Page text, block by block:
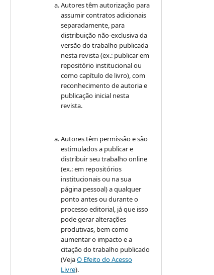
Autores têm autorização para
assumir contratos adicionais
separadamente, para
distribuição não-exclusiva da
versão do trabalho publicada
nesta revista (ex.: publicar em
repositório institucional ou
como capítulo de livro), com
reconhecimento de autoria e
publicação inicial nesta
revista.
Autores têm permissão e são
estimulados a publicar e
distribuir seu trabalho online
(ex.: em repositórios
institucionais ou na sua
página pessoal) a qualquer
ponto antes ou durante o
processo editorial, já que isso
pode gerar alterações
produtivas, bem como
aumentar o impacto e a
citação do trabalho publicado
(VejaO Efeito do Acesso
Livre).